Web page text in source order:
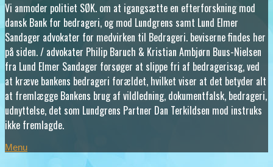
Vi anmoder politiet SØK. om at igangsætte en efterforskning mod
dansk Bank for bedrageri, og mod Lundgrens samt Lund Elmer
Sandager advokater for medvirken til Bedrageri. beviserne findes her
på siden. / advokater Philip Baruch & Kristian Ambjørn Buus-Nielsen
fra Lund Elmer Sandager forsøger at slippe fri af bedragerisag, ved
at kræve bankens bedrageri forældet, hvilket viser at det betyder alt
at fremlægge Bankens brug af vildledning, dokumentfalsk, bedrageri,
udnyttelse, det som Lundgrens Partner Dan Terkildsen mod instruks
ikke fremlagde.
Menu